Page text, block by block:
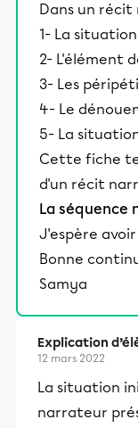
Dans un
1- La
2- L'élément
3- Les
4- Le
5- La
Cette fiche
d'un récit
La
J'espère
Bonne
Samya
Explication
12 mars 2022
La situation
narrateur